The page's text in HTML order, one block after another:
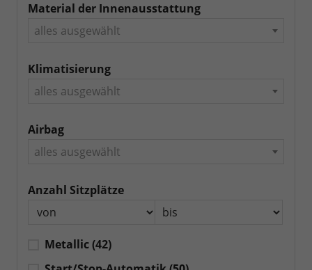
Material der Innenausstattung
alles ausgewählt
Klimatisierung
alles ausgewählt
Airbag
alles ausgewählt
Anzahl Sitzplätze
Metallic(42)